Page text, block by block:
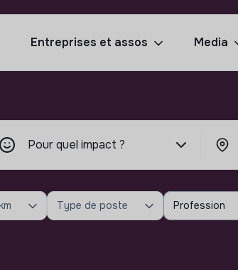
Entreprises et assos Media
Pour quel impact ?
Type de poste Profession